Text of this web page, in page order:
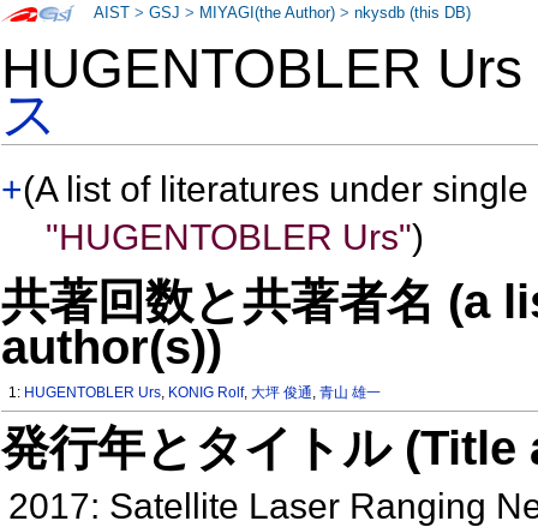
HUGENTOBLER
ス
+(A list of literatures under
"HUGENTOBLER Urs")
共著回数と共著者名 (a
author(s))
1: HUGENTOBLER Urs, KONIG Rolf,大坪 俊通,青山 雄一
発行年とタイトル
2017: Satellite Laser Ranging
AIST >GSJ > MIYAGI(the Author) >nkysdb (this DB)